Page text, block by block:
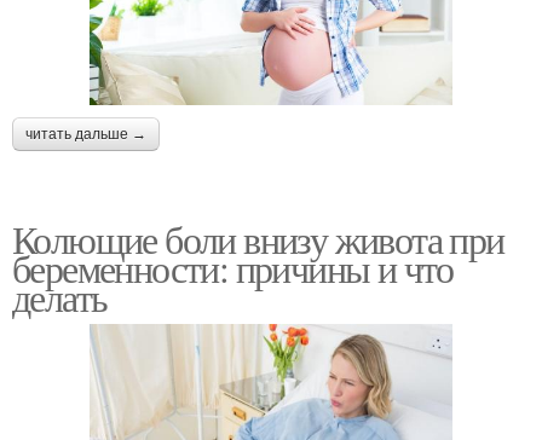
читать дальше →
Колющие боли внизу живота при
беременности: причины и что
делать